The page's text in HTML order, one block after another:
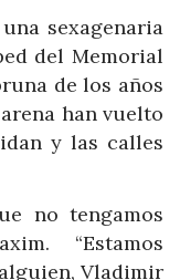
sexagenaria
del Memorial
de los años
han vuelto
y las calles
no tengamos
“Estamos
Vladimir